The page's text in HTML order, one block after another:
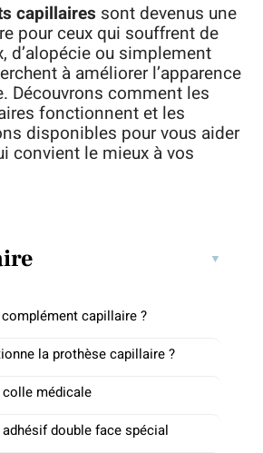
capillaires sont devenus une
pour ceux qui souffrent de
d’alopécie ou simplement
à améliorer l’apparence
Découvrons comment les
fonctionnent et les
disponibles pour vous aider
convient le mieux à vos
complément capillaire ?
la prothèse capillaire ?
médicale
double face spécial